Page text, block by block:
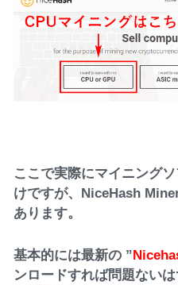
ここで実際にマイニング
けですが、NiceHash
あります。
基本的には最新の ”
ンロードすれば問題ない